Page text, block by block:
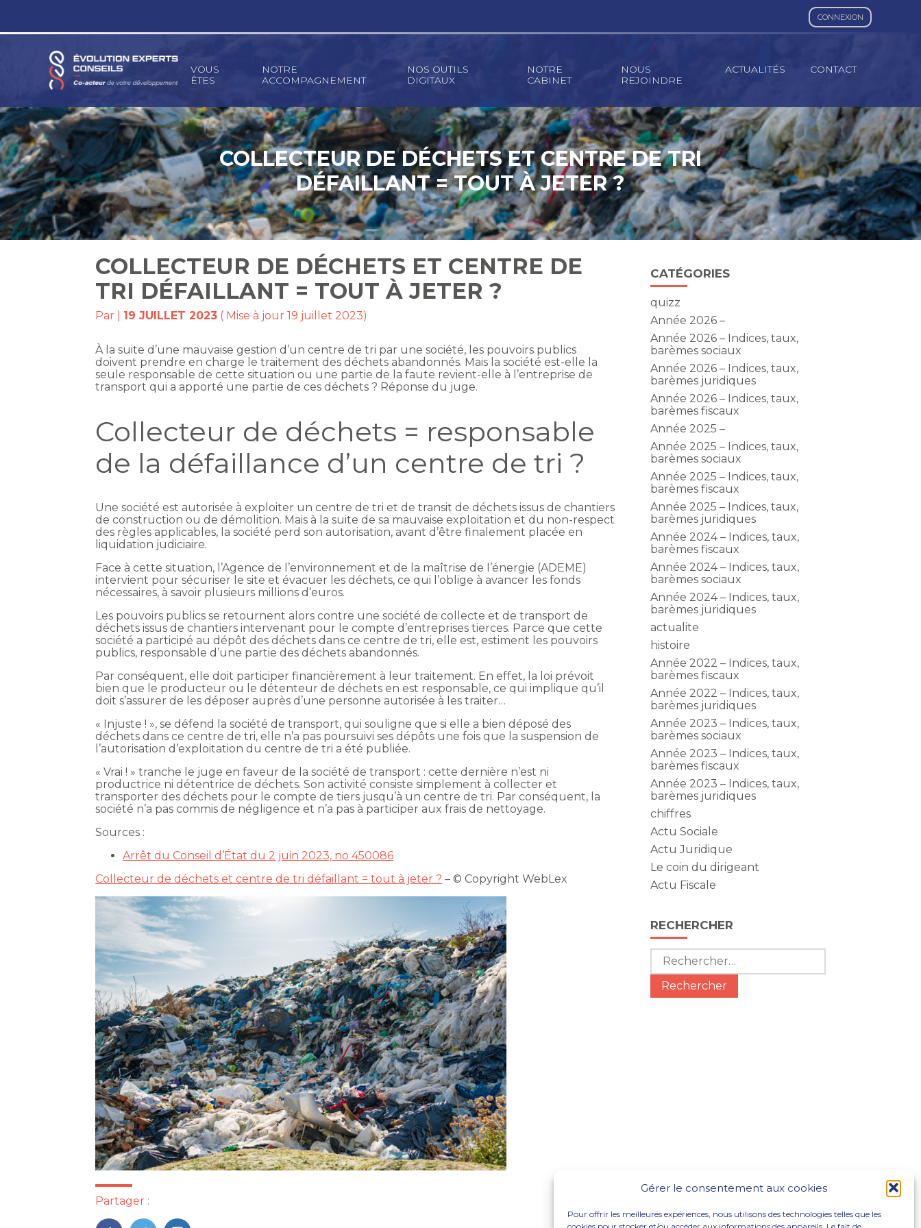
Gérer le consentement aux cookies
Pour offrir les meilleures expériences, nous utilisons des technologies telles que les
CONNEXION
au
contenu
Principal
VOUS
ÊTES
NOTRE
ACCOMPAGNEMENT
NOS OUTILS
DIGITAUX
NOTRE
CABINET
NOUS
REJOINDRE
ACTUALITÉS CONTACT
COLLECTEUR DE DÉCHETS ET CENTRE DE TRI
DÉFAILLANT = TOUT À JETER ?
COLLECTEUR DE DÉCHETS ET CENTRE DE
TRI DÉFAILLANT = TOUT À JETER ?
Par 19 JUILLET 2023 ( Mise à jour 19 juillet 2023)
À la suite d’une mauvaise gestion d’un centre de tri par une société, les pouvoirs publics
doivent prendre en charge le traitement des déchets abandonnés. Mais la société est-elle la
seule responsable de cette situation ou une partie de la faute revient-elle à l’entreprise de
transport qui a apporté une partie de ces déchets ? Réponse du juge.
Collecteur de déchets = responsable
de la défaillance d’un centre de tri ?
Une société est autorisée à exploiter un centre de tri et de transit de déchets issus de chantiers
de construction ou de démolition. Mais à la suite de sa mauvaise exploitation et du non-respect
des règles applicables, la société perd son autorisation, avant d’être finalement placée en
liquidation judiciaire.
Face à cette situation, l’Agence de l’environnement et de la maîtrise de l’énergie (ADEME)
intervient pour sécuriser le site et évacuer les déchets, ce qui l’oblige à avancer les fonds
nécessaires, à savoir plusieurs millions d’euros.
Les pouvoirs publics se retournent alors contre une société de collecte et de transport de
déchets issus de chantiers intervenant pour le compte d’entreprises tierces. Parce que cette
société a participé au dépôt des déchets dans ce centre de tri, elle est, estiment les pouvoirs
publics, responsable d’une partie des déchets abandonnés.
Par conséquent, elle doit participer financièrement à leur traitement. En effet, la loi prévoit
bien que le producteur ou le détenteur de déchets en est responsable, ce qui implique qu’il
doit s’assurer de les déposer auprès d’une personne autorisée à les traiter…
« Injuste ! », se défend la société de transport, qui souligne que si elle a bien déposé des
déchets dans ce centre de tri, elle n’a pas poursuivi ses dépôts une fois que la suspension de
l’autorisation d’exploitation du centre de tri a été publiée.
« Vrai ! » tranche le juge en faveur de la société de transport : cette dernière n’est ni
productrice ni détentrice de déchets. Son activité consiste simplement à collecter et
transporter des déchets pour le compte de tiers jusqu’à un centre de tri. Par conséquent, la
société n’a pas commis de négligence et n’a pas à participer aux frais de nettoyage.
Sources :
Arrêt du Conseil d’État du 2 juin 2023, no 450086
Collecteur de déchets et centre de tri défaillant = tout à jeter ? – © Copyright WebLex
Partager :
Blog
sidebar
CATÉGORIES
quizz
Année 2026 –
Année 2026 – Indices, taux,
barèmes sociaux
Année 2026 – Indices, taux,
barèmes juridiques
Année 2026 – Indices, taux,
barèmes fiscaux
Année 2025 –
Année 2025 – Indices, taux,
barèmes sociaux
Année 2025 – Indices, taux,
barèmes fiscaux
Année 2025 – Indices, taux,
barèmes juridiques
Année 2024 – Indices, taux,
barèmes fiscaux
Année 2024 – Indices, taux,
barèmes sociaux
Année 2024 – Indices, taux,
barèmes juridiques
actualite
histoire
Année 2022 – Indices, taux,
barèmes fiscaux
Année 2022 – Indices, taux,
barèmes juridiques
Année 2023 – Indices, taux,
barèmes sociaux
Année 2023 – Indices, taux,
barèmes fiscaux
Année 2023 – Indices, taux,
barèmes juridiques
chiffres
Actu Sociale
Actu Juridique
Le coin du dirigeant
Actu Fiscale
RECHERCHER
Rechercher :